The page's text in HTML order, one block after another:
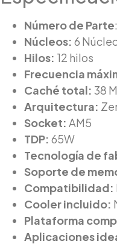
Número de Parte
Núcleos: 6
Hilos: 12 hilos
Frecuencia
Caché total: 38
Arquitectura:
Socket: AM5
TDP: 65W
Tecnología de
Soporte de
Compatibilidad:
Cooler incluido:
Plataforma
Aplicaciones